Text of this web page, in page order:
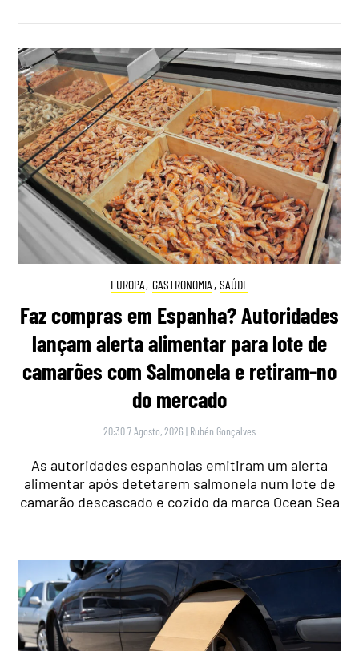
EUROPA, GASTRONOMIA , SAÚDE
Faz compras em Espanha? Autoridades
lançam alerta alimentar para lote de
camarões com Salmonela e retiram-no
do mercado
20:30 7 Agosto, 2026 | Rubén Gonçalves
As autoridades espanholas emitiram um alerta
alimentar após detetarem salmonela num lote de
camarão descascado e cozido da marca Ocean Sea